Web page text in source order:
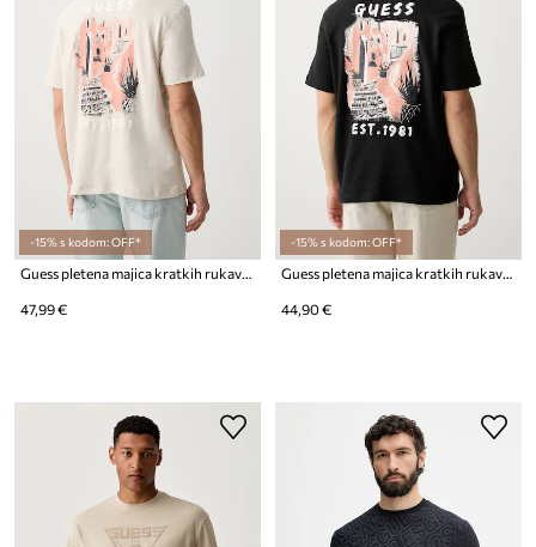
-15% s kodom: OFF*
Guess pletena majica kratkih rukava za muškarce od pamuka
47,99 €
-15% s kodom: OFF*
Guess pletena majica kratkih rukava za muškarce od pamuka
44,90 €